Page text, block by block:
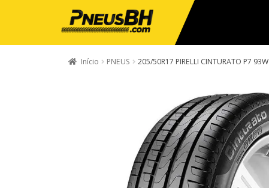
Início PNEUS 205/50R17 PIRELLI CINTURATO P7 93W